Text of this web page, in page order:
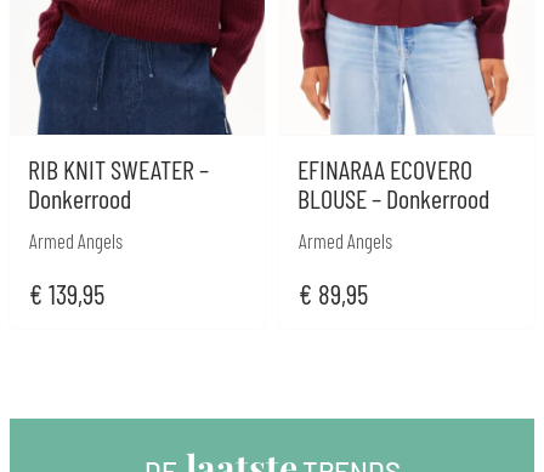
RIB KNIT SWEATER –
Donkerrood
Armed Angels
€ 139,95
EFINARAA ECOVERO
BLOUSE – Donkerrood
Armed Angels
€ 89,95